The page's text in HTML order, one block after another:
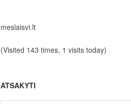
meslaisvi.lt
(Visited 143 times, 1 visits today)
ATSAKYTI